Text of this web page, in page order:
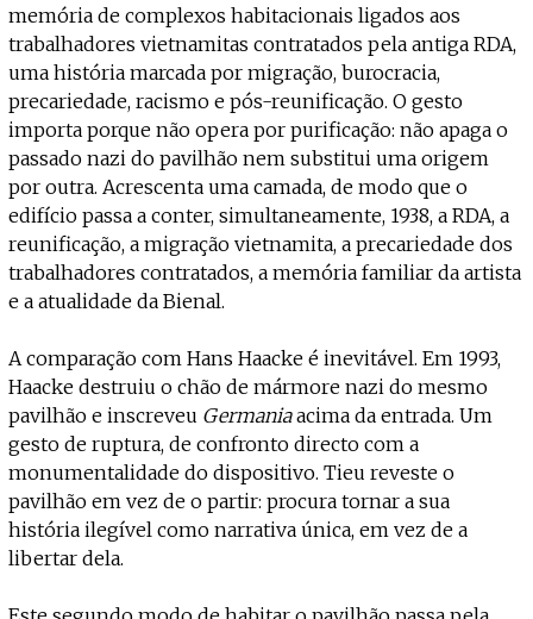
memória de complexos habitacionais ligados aos
trabalhadores vietnamitas contratados pela antiga RDA,
uma história marcada por migração, burocracia,
precariedade, racismo e pós-reunificação. O gesto
importa porque não opera por purificação: não apaga o
passado nazi do pavilhão nem substitui uma origem
por outra. Acrescenta uma camada, de modo que o
edifício passa a conter, simultaneamente, 1938, a RDA, a
reunificação, a migração vietnamita, a precariedade dos
trabalhadores contratados, a memória familiar da artista
e a atualidade da Bienal.
A comparação com Hans Haacke é inevitável. Em 1993,
Haacke destruiu o chão de mármore nazi do mesmo
pavilhão e inscreveu Germaniaacima da entrada. Um
gesto de ruptura, de confronto directo com a
monumentalidade do dispositivo. Tieu reveste o
pavilhão em vez de o partir: procura tornar a sua
história ilegível como narrativa única, em vez de a
libertar dela.